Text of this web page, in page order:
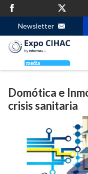
Newsletter
Domótica e
crisis sanitaria